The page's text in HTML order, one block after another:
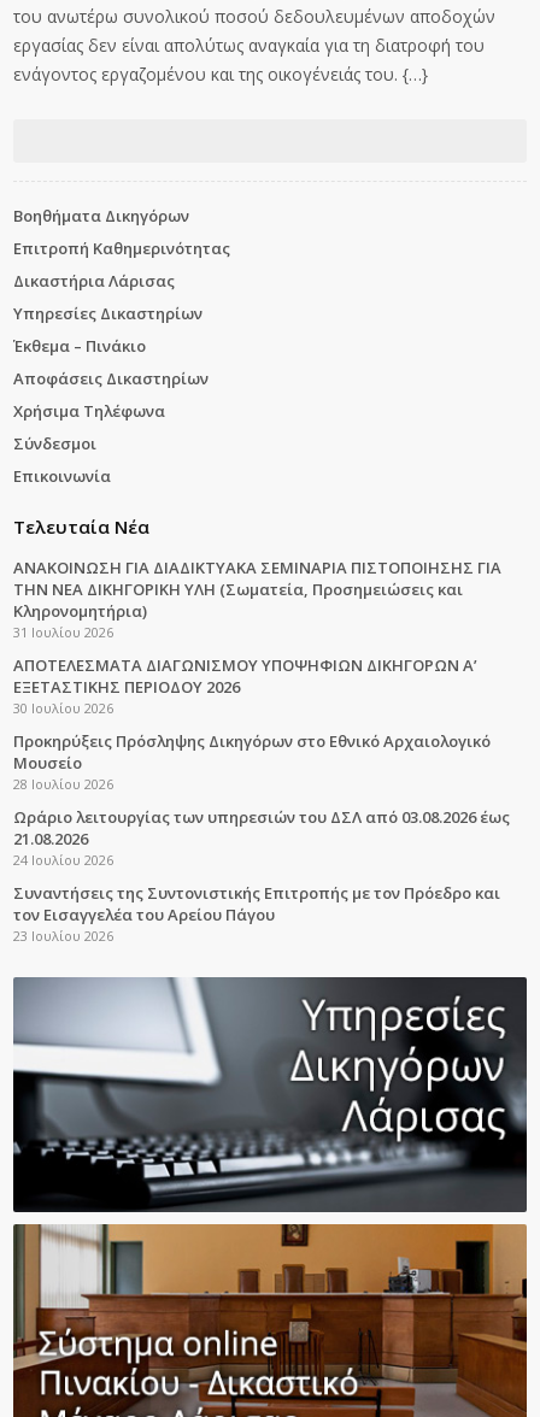
του ανωτέρω συνολικού ποσού δεδουλευμένων αποδοχών
εργασίας δεν είναι απολύτως αναγκαία για τη διατροφή του
ενάγοντος εργαζομένου και της οικογένειάς του. {…}
Βοηθήματα Δικηγόρων
Επιτροπή Καθημερινότητας
Δικαστήρια Λάρισας
Υπηρεσίες Δικαστηρίων
Έκθεμα – Πινάκιο
Αποφάσεις Δικαστηρίων
Χρήσιμα Τηλέφωνα
Σύνδεσμοι
Επικοινωνία
Τελευταία Νέα
ΑΝΑΚΟΙΝΩΣΗ ΓΙΑ ΔΙΑΔΙΚΤΥΑΚΑ ΣΕΜΙΝΑΡΙΑ ΠΙΣΤΟΠΟΙΗΣΗΣ ΓΙΑ
ΤΗΝ ΝΕΑ ΔΙΚΗΓΟΡΙΚΗ ΥΛΗ (Σωματεία, Προσημειώσεις και
Κληρονομητήρια)
31 Ιουλίου 2026
ΑΠΟΤΕΛΕΣΜΑΤΑ ΔΙΑΓΩΝΙΣΜΟΥ ΥΠΟΨΗΦΙΩΝ ΔΙΚΗΓΟΡΩΝ Α’
ΕΞΕΤΑΣΤΙΚΗΣ ΠΕΡΙΟΔΟΥ 2026
30 Ιουλίου 2026
Προκηρύξεις Πρόσληψης Δικηγόρων στο Εθνικό Αρχαιολογικό
Μουσείο
28 Ιουλίου 2026
Ωράριο λειτουργίας των υπηρεσιών του ΔΣΛ από 03.08.2026 έως
21.08.2026
24 Ιουλίου 2026
Συναντήσεις της Συντονιστικής Επιτροπής με τον Πρόεδρο και
τον Εισαγγελέα του Αρείου Πάγου
23 Ιουλίου 2026